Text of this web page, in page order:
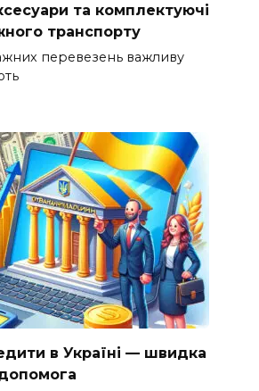
та комплектуючі
транспорту
перевезень важливу
в Україні — швидка